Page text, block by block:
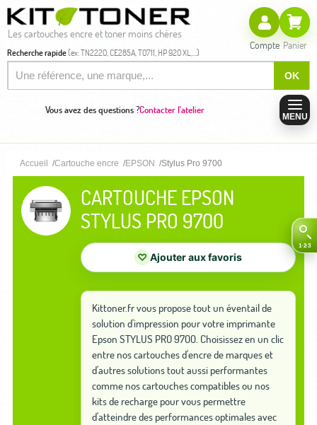
Les cartouches encre et toner moins chères
Recherche rapide(ex: TN2220, CE285A, T0711, HP 920 XL,...)
OK
Compte Panier
Vous avez des questions ?Contacter l'atelier
MENU
Accueil Cartouche encre EPSON Stylus Pro 9700
CARTOUCHE EPSON
STYLUS PRO 9700
♡ Ajouter aux favoris
Kittoner.fr vous propose tout un éventail de
solution d'impression pour votre imprimante
Epson STYLUS PRO 9700. Choisissez en un clic
entre nos cartouches d'encre de marques et
d'autres solutions tout aussi performantes
comme nos cartouches compatibles ou nos
kits de recharge pour vous permettre
d'atteindre des performances optimales avec